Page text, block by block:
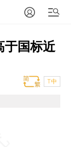
国标近
T中